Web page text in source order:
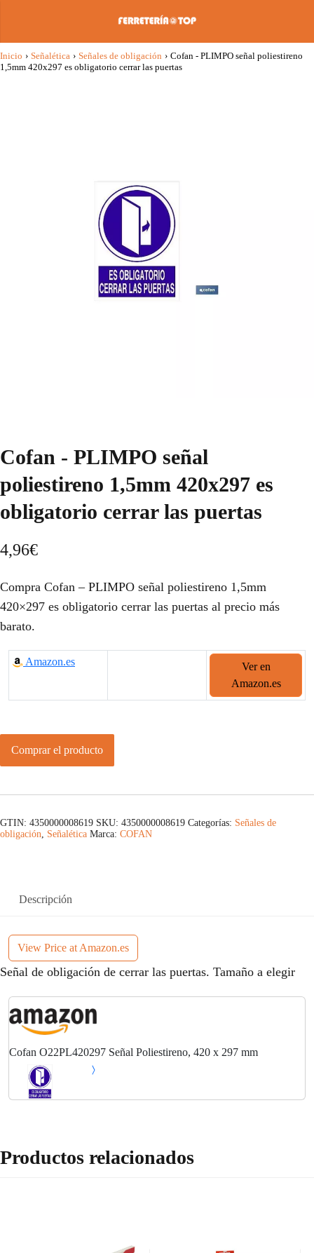
Inicio › Señalética › Señales de obligación › Cofan - PLIMPO señal poliestireno
1,5mm 420x297 es obligatorio cerrar las puertas
Cofan - PLIMPO señal
poliestireno 1,5mm 420x297 es
obligatorio cerrar las puertas
4,96€
Compra Cofan – PLIMPO señal poliestireno 1,5mm
420×297 es obligatorio cerrar las puertas al precio más
barato.
Amazon.es
Ver en
Amazon.es
Comprar el producto
GTIN: 4350000008619 SKU: 4350000008619 Categorías: Señales de
obligación, Señalética Marca: COFAN
Descripción
View Price at Amazon.es
Señal de obligación de cerrar las puertas. Tamaño a elegir
Cofan O22PL420297 Señal Poliestireno, 420 x 297 mm
Productos relacionados